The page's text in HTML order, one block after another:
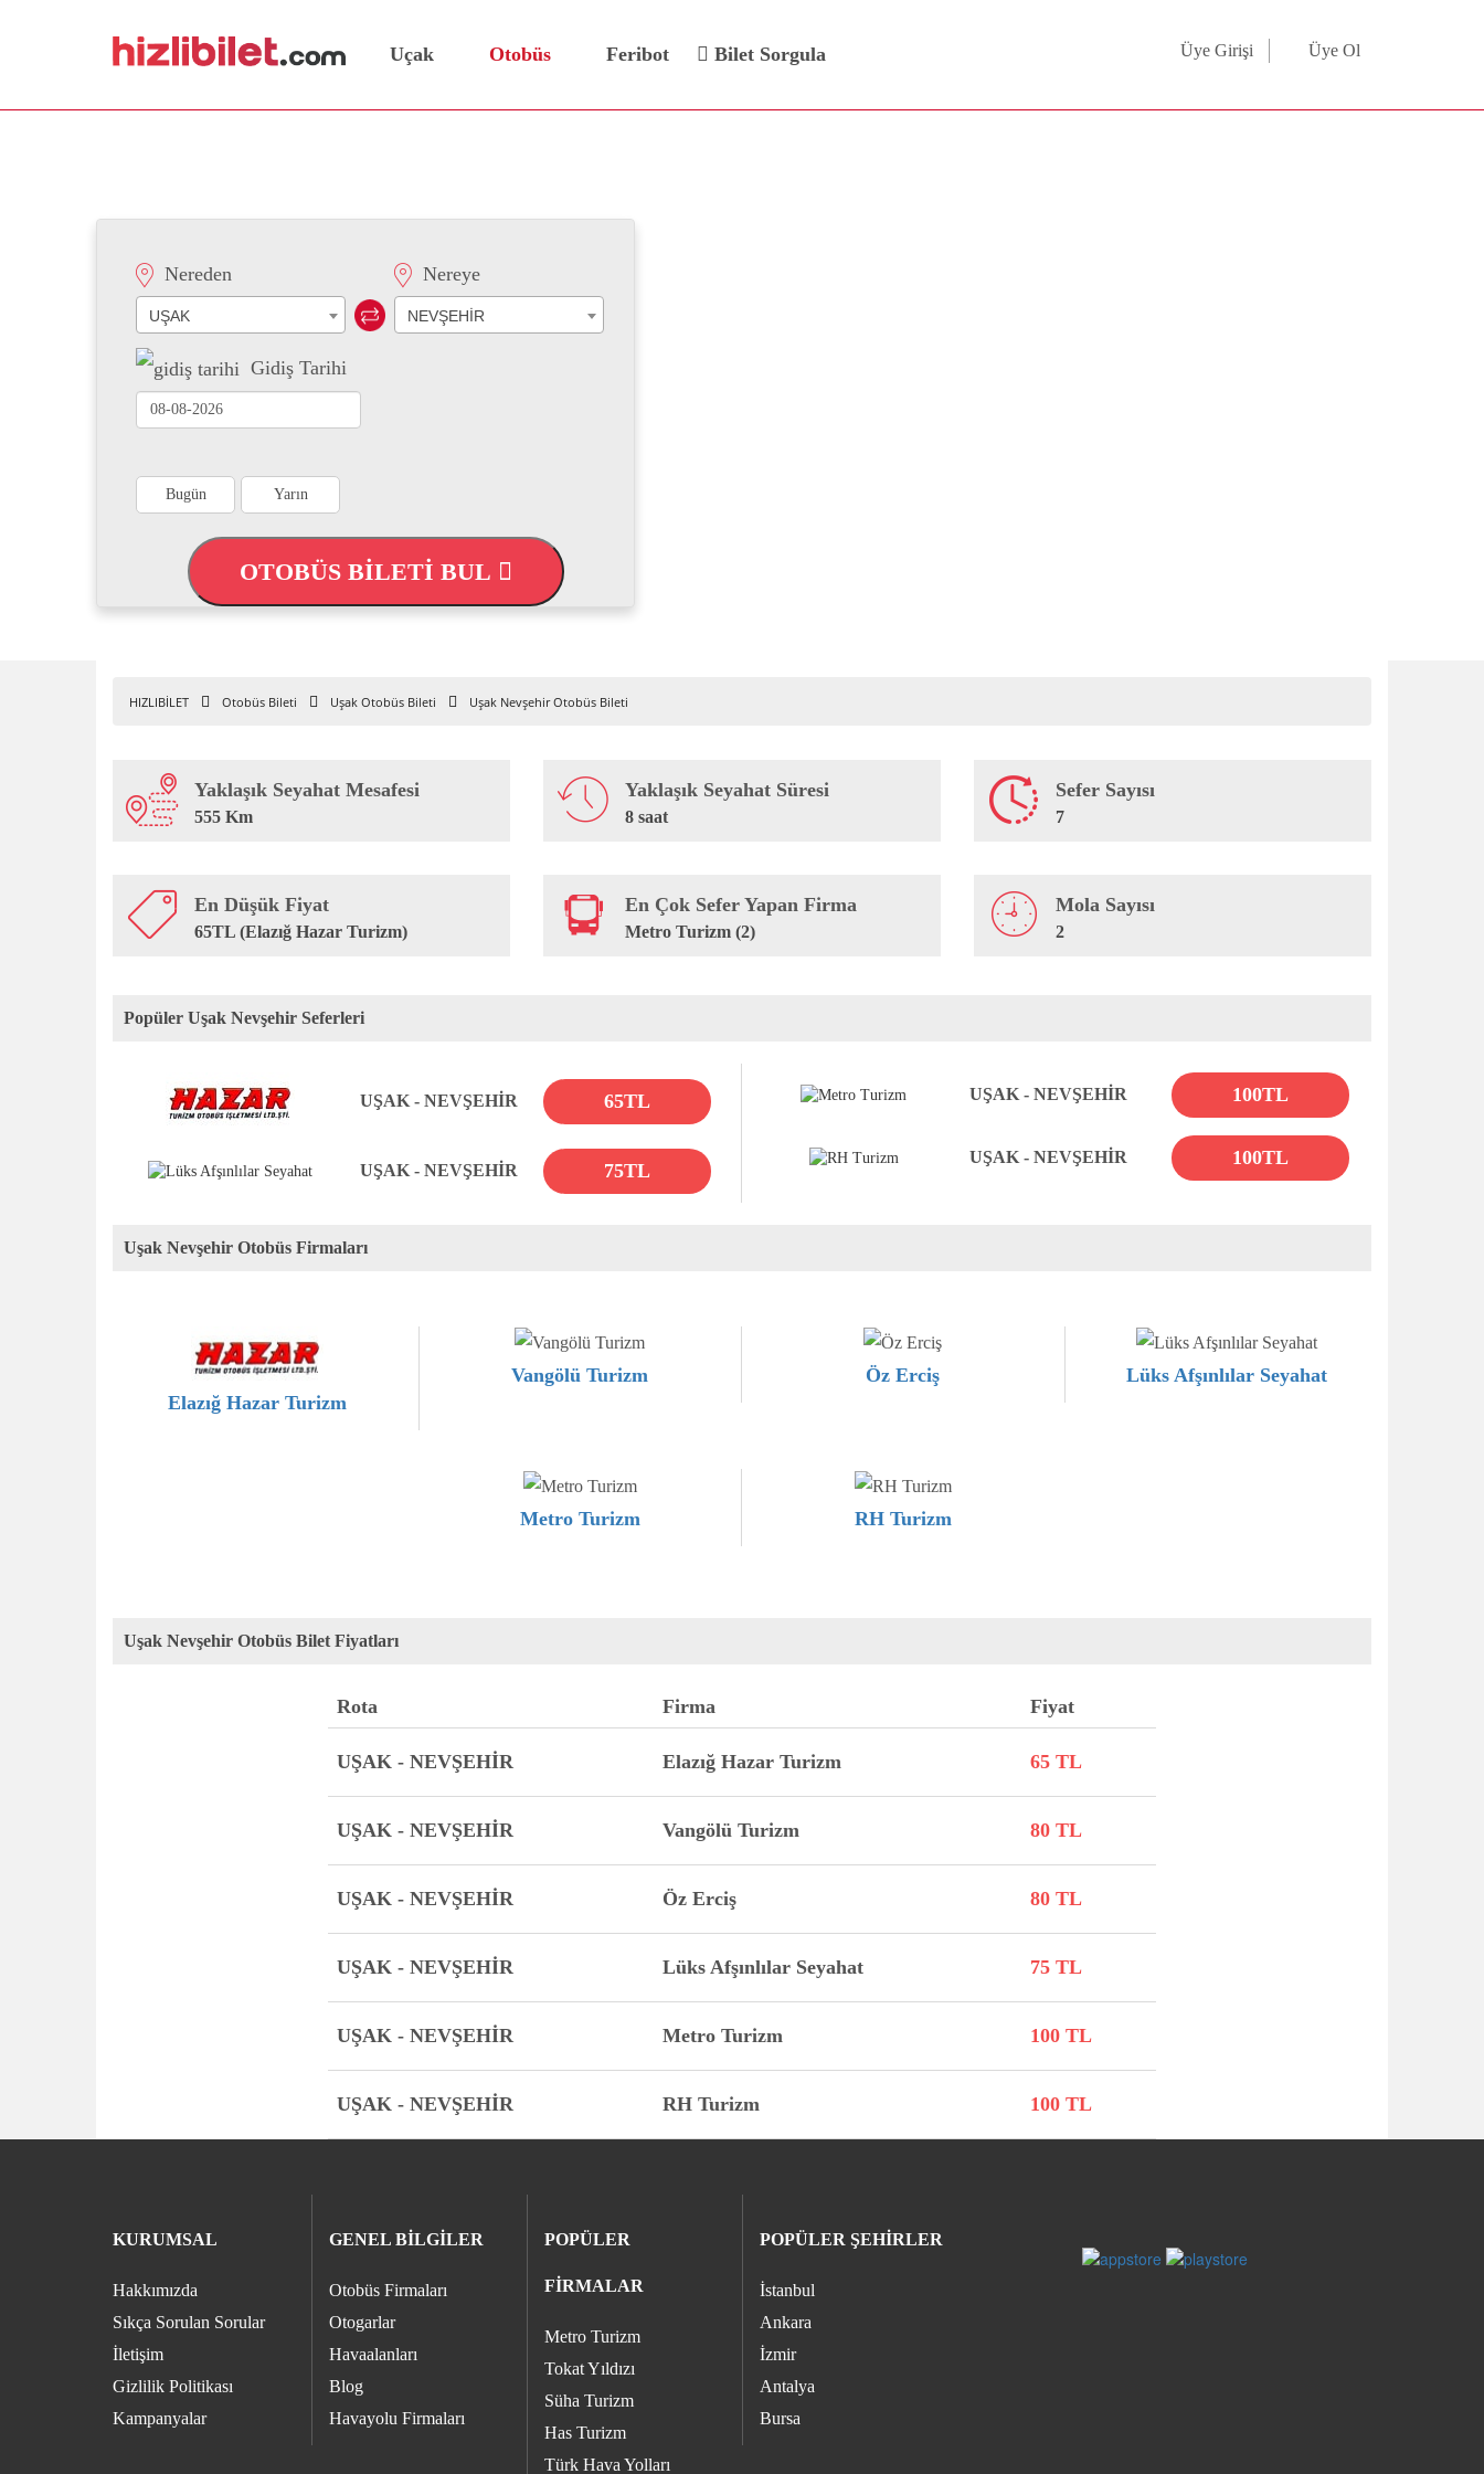
Uçak Otobüs Feribot Bilet Sorgula Üye Girişi Üye Ol
Nereden
UŞAK
Nereye
NEVŞEHİR
Gidiş Tarihi
Bugün Yarın
OTOBÜS BİLETİ BUL
HIZLIBİLET Otobüs Bileti Uşak Otobüs Bileti Uşak Nevşehir Otobüs Bileti
Yaklaşık Seyahat Mesafesi
555 Km
Yaklaşık Seyahat Süresi
8 saat
Sefer Sayısı
7
En Düşük Fiyat
65TL (Elazığ Hazar Turizm)
En Çok Sefer Yapan Firma
Metro Turizm (2)
Mola Sayısı
2
Popüler Uşak Nevşehir Seferleri
UŞAK - NEVŞEHİR 65TL
UŞAK - NEVŞEHİR 75TL
UŞAK - NEVŞEHİR 100TL
UŞAK - NEVŞEHİR 100TL
Uşak Nevşehir Otobüs Firmaları
Elazığ Hazar Turizm
Vangölü Turizm Öz Erciş Lüks Afşınlılar Seyahat
Metro Turizm RH Turizm
Uşak Nevşehir Otobüs Bilet Fiyatları
Rota Firma Fiyat
UŞAK - NEVŞEHİR Elazığ Hazar Turizm 65 TL
UŞAK - NEVŞEHİR Vangölü Turizm 80 TL
UŞAK - NEVŞEHİR Öz Erciş 80 TL
UŞAK - NEVŞEHİR Lüks Afşınlılar Seyahat 75 TL
UŞAK - NEVŞEHİR Metro Turizm 100 TL
UŞAK - NEVŞEHİR RH Turizm 100 TL
KURUMSAL
Hakkımızda
Sıkça Sorulan Sorular
İletişim
Gizlilik Politikası
Kampanyalar
GENEL BİLGİLER
Otobüs Firmaları
Otogarlar
Havaalanları
Blog
Havayolu Firmaları
POPÜLER
FİRMALAR
Metro Turizm
Tokat Yıldızı
Süha Turizm
Has Turizm
Türk Hava Yolları
POPÜLER ŞEHİRLER
İstanbul
Ankara
İzmir
Antalya
Bursa